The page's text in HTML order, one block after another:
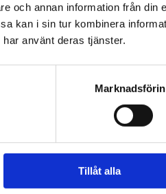
och annan information från din
kan i sin tur kombinera
använt deras tjänster.
Tillåt alla